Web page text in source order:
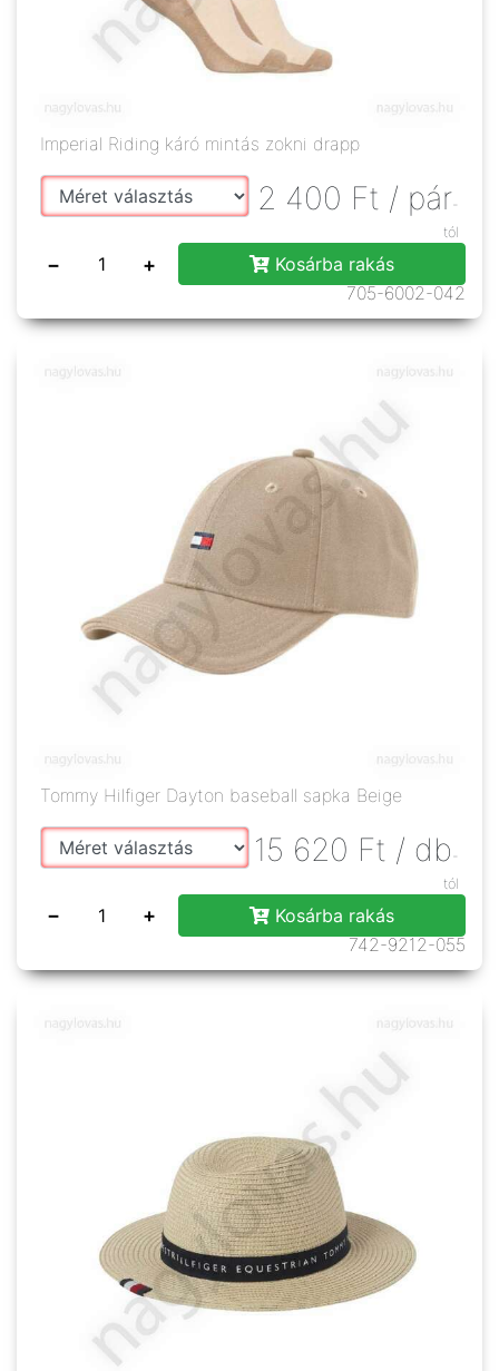
Imperial Riding káró mintás zokni drapp
2 400 Ft / pár-
tól
− +
Kosárba rakás
705-6002-042
Tommy Hilfiger Dayton baseball sapka Beige
15 620 Ft / db -
tól
− +
Kosárba rakás
742-9212-055